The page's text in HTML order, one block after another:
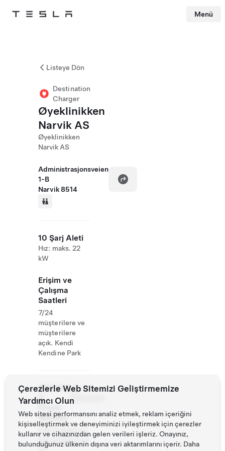
Tesla Menü
Listeye Dön
Destination
Charger
Øyeklinikken
Narvik AS
Øyeklinikken
Narvik AS
Administrasjonsveien
1-B
Narvik 8514
10 Şarj Aleti
Hız: maks. 22
kW
Erişim ve
Çalışma
Saatleri
7/24
müşterilere ve
müşterilere
açık. Kendi
Kendine Park
Website
&
Number
+47
76950450
http://oyeklinik
ken.blogspot.co
Çerezlerle Web Sitemizi Geliştirmemize
Yardımcı Olun
Web sitesi performansını analiz etmek, reklam içeriğini
kişiselleştirmek ve deneyiminizi iyileştirmek için çerezler
kullanır ve cihazınızdan gelen verileri işleriz. Onayınız,
bulunduğunuz ülkenin dışına veri aktarımlarını içerir. Daha